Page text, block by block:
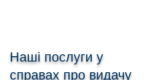
Наші послуги у
справах про видачу